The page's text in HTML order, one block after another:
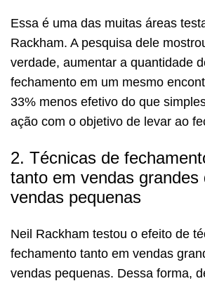
Essa é uma das muitas áreas
Rackham. A pesquisa dele
verdade, aumentar a quantidade
fechamento em um mesmo
33% menos efetivo do que
ação com o objetivo de levar ao
2. Técnicas de
tanto em vendas grandes
vendas pequenas
Neil Rackham testou o efeito de
fechamento tanto em vendas
vendas pequenas. Dessa forma,